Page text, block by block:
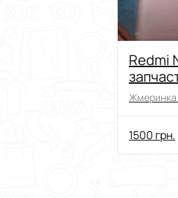
Redmi
Жмеринка
1500 грн.